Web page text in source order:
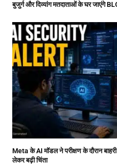
बुजुर्ग और दिव्यांग मतदाताओं के घर जाएंगे
Meta के AI मॉडल ने परीक्षण के दौरान
लेकर बढ़ी चिंता